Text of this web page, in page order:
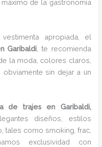
de la gastronomía
apropiada, el
Garibaldi , te recomienda
la moda, colores claros,
obviamente sin dejar a un
de trajes en Garibaldi,
diseños, estilos
tales como smoking, frac,
exclusividad con